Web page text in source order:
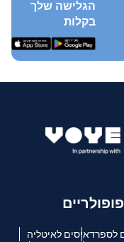
הגלישה שלך
בקלות
לספרדאיסים לאיטליה